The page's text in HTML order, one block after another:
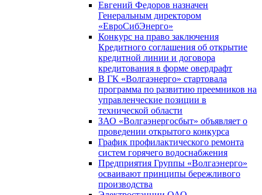
Евгений Федоров назначен
Генеральным директором
«ЕвроСибЭнерго»
Конкурс на право заключения
Кредитного соглашения об открытие
кредитной линии и договора
кредитования в форме овердрафт
В ГК «Волгаэнерго» стартовала
программа по развитию преемников на
управленческие позиции в
технической области
ЗАО «Волгаэнергосбыт» объявляет о
проведении открытого конкурса
График профилактического ремонта
систем горячего водоснабжения
Предприятия Группы «Волгаэнерго»
осваивают принципы бережливого
производства